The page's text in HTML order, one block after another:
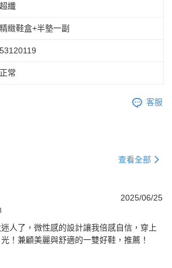
超纖
精緻鞋盒+半墊一副
53120119
正常
客服
查看全部
2025/06/25
人了，微性感的設計讓我倍感自信，穿上
！兼顧美麗與舒適的一雙好鞋，推薦！